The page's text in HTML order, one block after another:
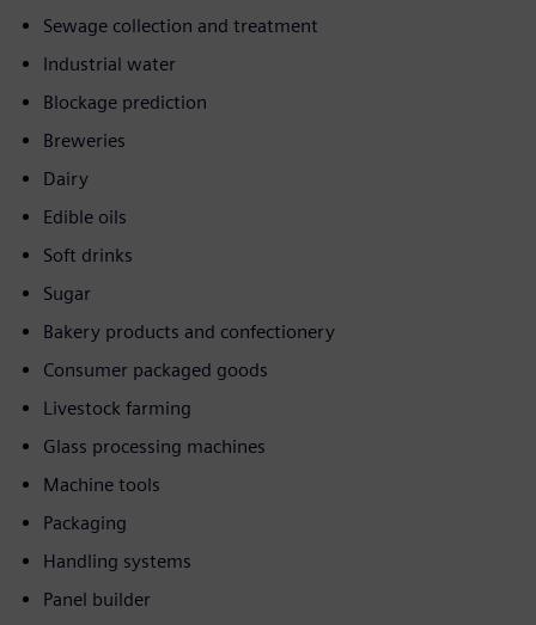
Sewage collection and treatment
Industrial water
Blockage prediction
Breweries
Dairy
Edible oils
Soft drinks
Sugar
Bakery products and confectionery
Consumer packaged goods
Livestock farming
Glass processing machines
Machine tools
Packaging
Handling systems
Panel builder